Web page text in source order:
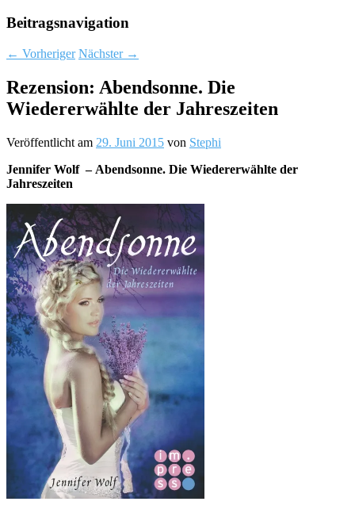
Beitragsnavigation
← Vorheriger Nächster →
Rezension: Abendsonne. Die
Wiedererwählte der Jahreszeiten
Veröffentlicht am 29. Juni 2015 von Stephi
Jennifer Wolf – Abendsonne. Die Wiedererwählte der
Jahreszeiten